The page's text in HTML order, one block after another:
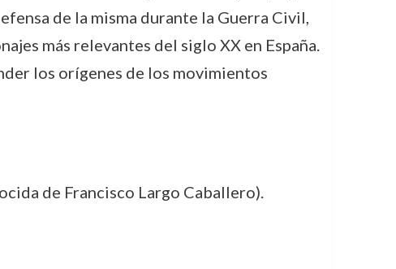
de la misma durante la Guerra Civil,
más relevantes del siglo XX en España.
los orígenes de los movimientos
de Francisco Largo Caballero).